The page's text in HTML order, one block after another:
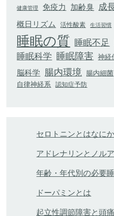
健康管理 免疫力 加齢臭 成
概日リズム 活性酸素 生活習慣
睡眠の質 睡眠不足
睡眠科学 睡眠障害 神経
脳科学 腸内環境 腸内細菌
自律神経系 認知症予防
セロトニンとはなに
アドレナリンとノル
年齢・年代別の必要
ドーパミンとは
起立性調節障害と頭痛